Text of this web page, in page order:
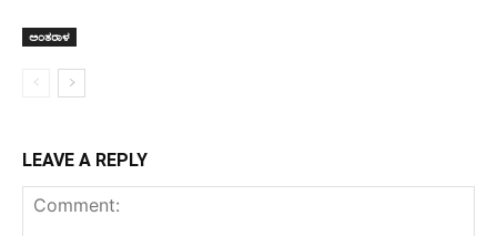
ಅಂತರಾಳ
LEAVE A REPLY